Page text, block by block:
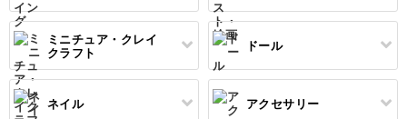
伝統刺繍
その他刺繍
棒針編み
かぎ針編み
すべて
パッチワーク
すべて
デッサン
ミニチュア・クレイ
クラフト
すべて
ドール
すべて
ネイル アクセサリー